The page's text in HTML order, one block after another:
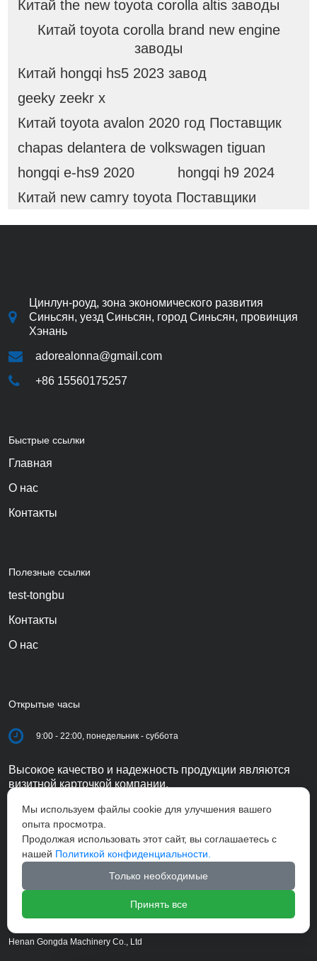
Китай the new toyota corolla altis заводы
Китай toyota corolla brand new engine
заводы
Китай hongqi hs5 2023 завод
geeky zeekr x
Китай toyota avalon 2020 год Поставщик
chapas delantera de volkswagen tiguan
hongqi e-hs9 2020
hongqi h9 2024
Китай new camry toyota Поставщики
Цинлун-роуд, зона экономического развития
Синьсян, уезд Синьсян, город Синьсян, провинция
Хэнань
adorealonna@gmail.com
+86 15560175257
Быстрые ссылки
Главная
О нас
Контакты
Полезные ссылки
test-tongbu
Контакты
О нас
Открытые часы
9:00 - 22:00, понедельник - суббота
Высокое качество и надежность продукции являются
визитной карточкой компании.
Henan Gongda Machinery Co., Ltd
Мы используем файлы cookie для улучшения вашего
опыта просмотра.
Продолжая использовать этот сайт, вы соглашаетесь с
нашей Политикой конфиденциальности.
Только необходимые
Принять все